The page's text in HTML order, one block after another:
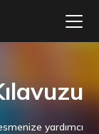
yardımcı